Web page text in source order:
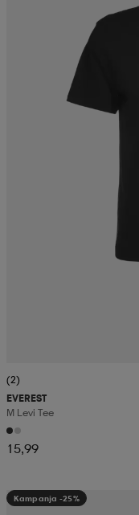
(2)
EVEREST
M Levi Tee
15,99
Kampanja -25%